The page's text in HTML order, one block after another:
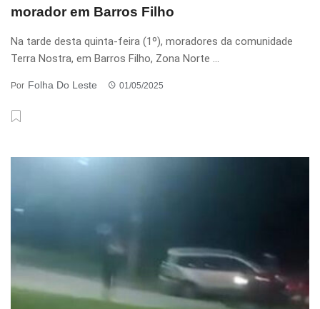
morador em Barros Filho
Na tarde desta quinta-feira (1º), moradores da comunidade
Terra Nostra, em Barros Filho, Zona Norte ...
Por Folha Do Leste 01/05/2025